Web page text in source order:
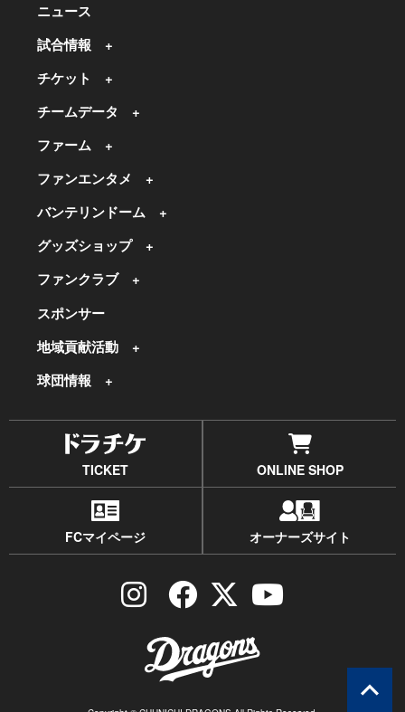
ニュース
試合情報
チケット
チームデータ
ファーム
ファンエンタメ
バンテリンドーム
グッズショップ
ファンクラブ
スポンサー
地域貢献活動
球団情報
TICKET ONLINE SHOP
FCマイページ オーナーズサイト